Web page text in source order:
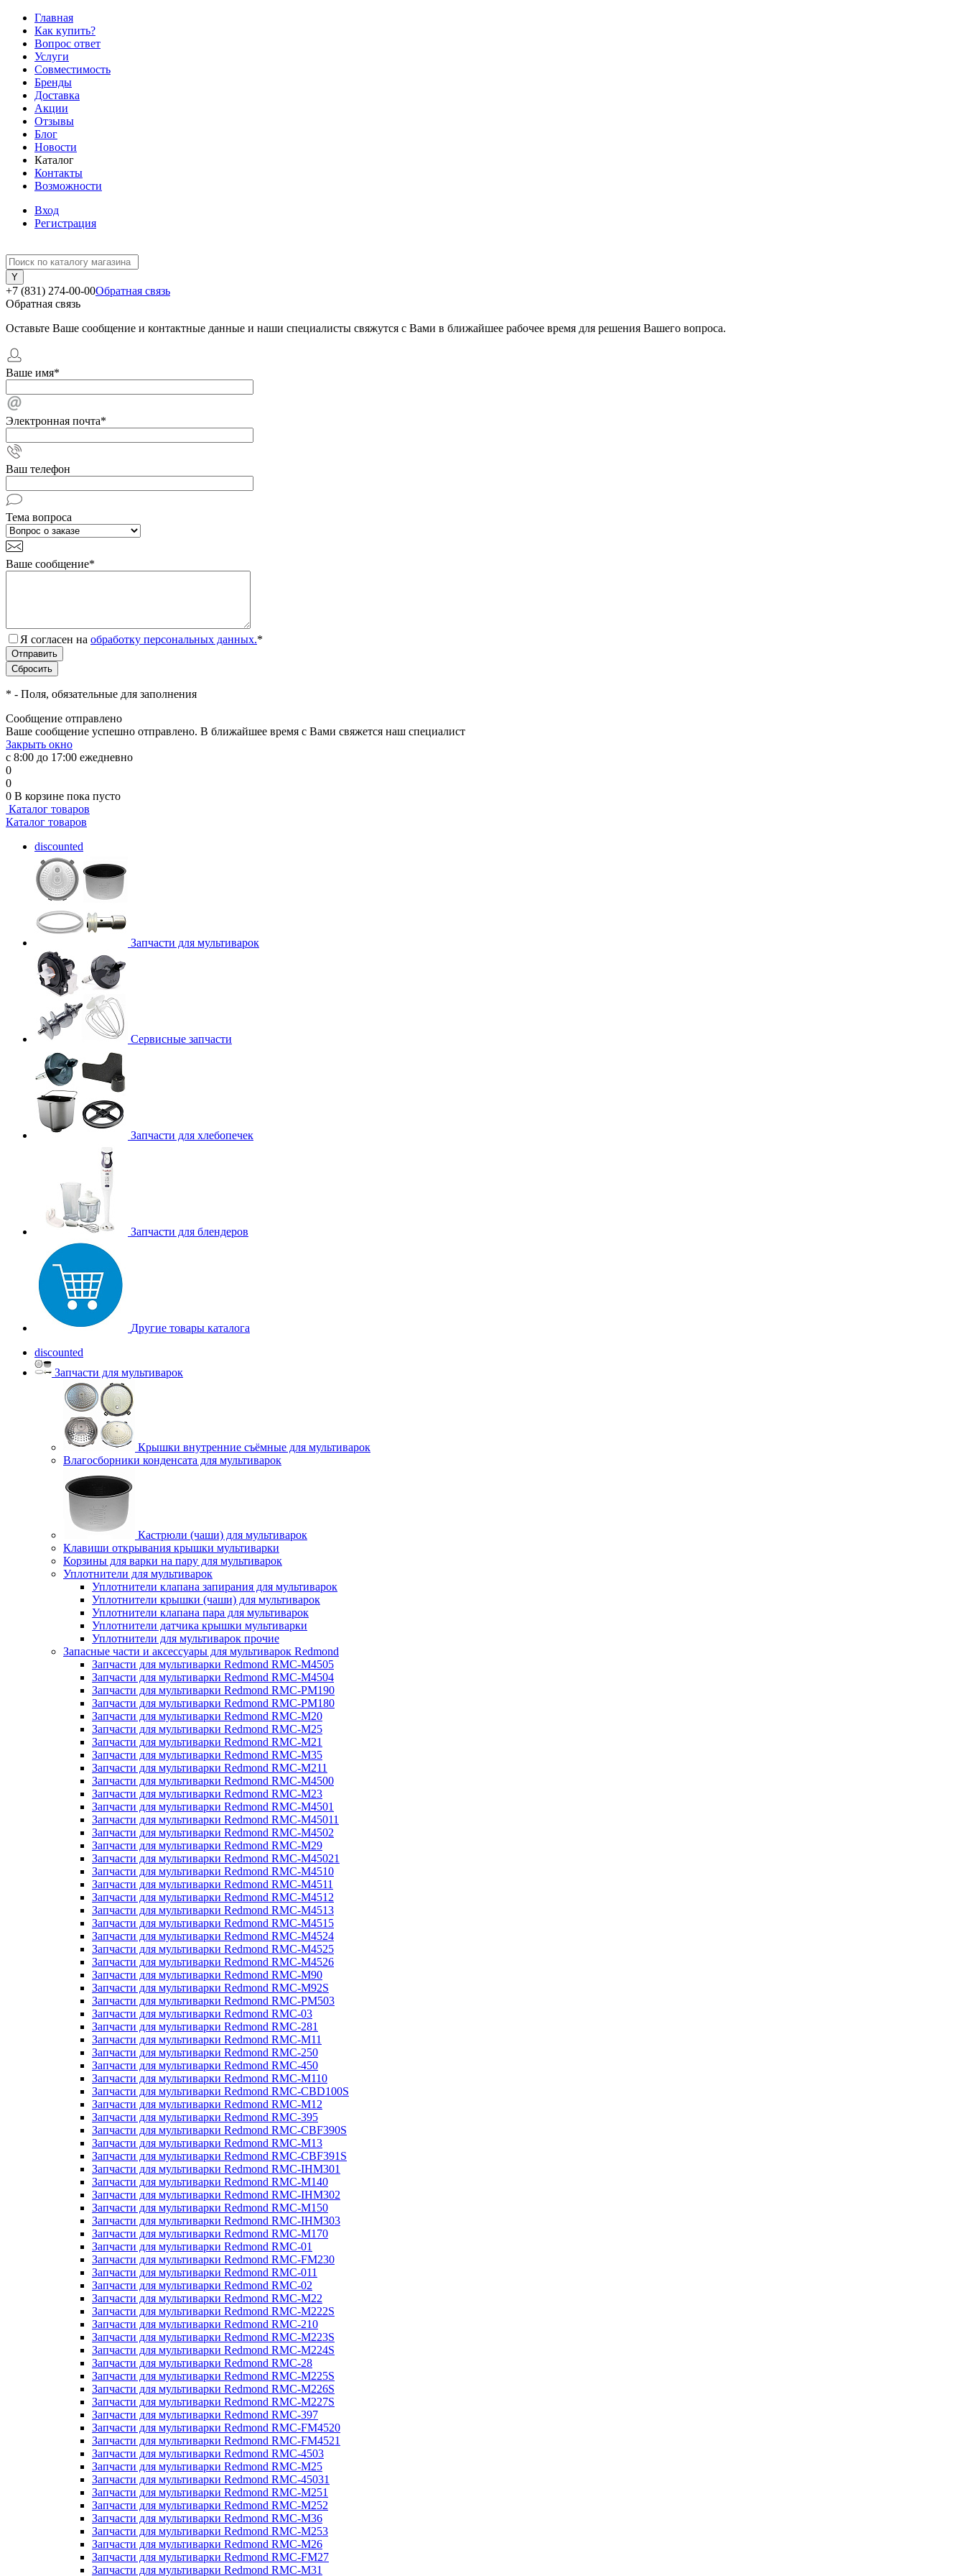
Главная
Как купить?
Вопрос ответ
Услуги
Совместимость
Бренды
Доставка
Акции
Отзывы
Блог
Новости
Каталог
Контакты
Возможности
Вход
Регистрация
+7 (831) 274-00-00Обратная связь
Обратная связь
Оставьте Ваше сообщение и контактные данные и наши специалисты свяжутся с Вами в ближайшее рабочее время для решения Вашего вопроса.
Ваше имя*
Электронная почта*
Ваш телефон
Тема вопроса
Ваше сообщение*
Я согласен на обработку персональных данных.*
* - Поля, обязательные для заполнения
Сообщение отправлено
Ваше сообщение успешно отправлено. В ближайшее время с Вами свяжется наш специалист
Закрыть окно
с 8:00 до 17:00 ежедневно
0
0
0 В корзине пока пусто
Каталог товаров
Каталог товаров
discounted
Запчасти для мультиварок
Сервисные запчасти
Запчасти для хлебопечек
Запчасти для блендеров
Другие товары каталога
discounted
Запчасти для мультиварок
Крышки внутренние съёмные для мультиварок
Влагосборники конденсата для мультиварок
Кастрюли (чаши) для мультиварок
Клавиши открывания крышки мультиварки
Корзины для варки на пару для мультиварок
Уплотнители для мультиварок
Уплотнители клапана запирания для мультиварок
Уплотнители крышки (чаши) для мультиварок
Уплотнители клапана пара для мультиварок
Уплотнители датчика крышки мультиварки
Уплотнители для мультиварок прочие
Запасные части и аксессуары для мультиварок Redmond
Запчасти для мультиварки Redmond RMC-M4505
Запчасти для мультиварки Redmond RMC-M4504
Запчасти для мультиварки Redmond RMC-PM190
Запчасти для мультиварки Redmond RMC-PM180
Запчасти для мультиварки Redmond RMC-M20
Запчасти для мультиварки Redmond RMC-M25
Запчасти для мультиварки Redmond RMC-M21
Запчасти для мультиварки Redmond RMC-M35
Запчасти для мультиварки Redmond RMC-M211
Запчасти для мультиварки Redmond RMC-M4500
Запчасти для мультиварки Redmond RMC-M23
Запчасти для мультиварки Redmond RMC-M4501
Запчасти для мультиварки Redmond RMC-M45011
Запчасти для мультиварки Redmond RMC-M4502
Запчасти для мультиварки Redmond RMC-M29
Запчасти для мультиварки Redmond RMC-M45021
Запчасти для мультиварки Redmond RMC-M4510
Запчасти для мультиварки Redmond RMC-M4511
Запчасти для мультиварки Redmond RMC-M4512
Запчасти для мультиварки Redmond RMC-M4513
Запчасти для мультиварки Redmond RMC-M4515
Запчасти для мультиварки Redmond RMC-M4524
Запчасти для мультиварки Redmond RMC-M4525
Запчасти для мультиварки Redmond RMC-M4526
Запчасти для мультиварки Redmond RMC-M90
Запчасти для мультиварки Redmond RMC-M92S
Запчасти для мультиварки Redmond RMC-PM503
Запчасти для мультиварки Redmond RMC-03
Запчасти для мультиварки Redmond RMC-281
Запчасти для мультиварки Redmond RMC-M11
Запчасти для мультиварки Redmond RMC-250
Запчасти для мультиварки Redmond RMC-450
Запчасти для мультиварки Redmond RMC-M110
Запчасти для мультиварки Redmond RMC-CBD100S
Запчасти для мультиварки Redmond RMC-M12
Запчасти для мультиварки Redmond RMC-395
Запчасти для мультиварки Redmond RMC-CBF390S
Запчасти для мультиварки Redmond RMC-M13
Запчасти для мультиварки Redmond RMC-CBF391S
Запчасти для мультиварки Redmond RMC-IHM301
Запчасти для мультиварки Redmond RMC-M140
Запчасти для мультиварки Redmond RMC-IHM302
Запчасти для мультиварки Redmond RMC-M150
Запчасти для мультиварки Redmond RMC-IHM303
Запчасти для мультиварки Redmond RMC-M170
Запчасти для мультиварки Redmond RMC-01
Запчасти для мультиварки Redmond RMC-FM230
Запчасти для мультиварки Redmond RMC-011
Запчасти для мультиварки Redmond RMC-02
Запчасти для мультиварки Redmond RMC-M22
Запчасти для мультиварки Redmond RMC-M222S
Запчасти для мультиварки Redmond RMC-210
Запчасти для мультиварки Redmond RMC-M223S
Запчасти для мультиварки Redmond RMC-M224S
Запчасти для мультиварки Redmond RMC-28
Запчасти для мультиварки Redmond RMC-M225S
Запчасти для мультиварки Redmond RMC-M226S
Запчасти для мультиварки Redmond RMC-M227S
Запчасти для мультиварки Redmond RMC-397
Запчасти для мультиварки Redmond RMC-FM4520
Запчасти для мультиварки Redmond RMC-FM4521
Запчасти для мультиварки Redmond RMC-4503
Запчасти для мультиварки Redmond RMC-M25
Запчасти для мультиварки Redmond RMC-45031
Запчасти для мультиварки Redmond RMC-M251
Запчасти для мультиварки Redmond RMC-M252
Запчасти для мультиварки Redmond RMC-M36
Запчасти для мультиварки Redmond RMC-M253
Запчасти для мультиварки Redmond RMC-M26
Запчасти для мультиварки Redmond RMC-FM27
Запчасти для мультиварки Redmond RMC-M31